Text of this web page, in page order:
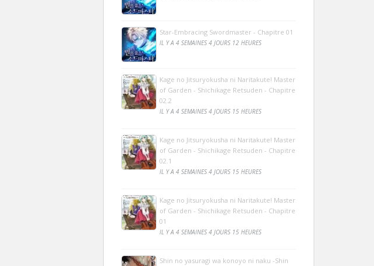
Star-Embracing Swordmaster - Chapitre 01
IL Y A 4 SEMAINES 4 JOURS 12 HEURES
Kage no Jitsuryokusha ni Naritakute! Master
of Garden - Shichikage Retsuden - Chapitre
02.2
IL Y A 4 SEMAINES 4 JOURS 15 HEURES
Kage no Jitsuryokusha ni Naritakute! Master
of Garden - Shichikage Retsuden - Chapitre
02.1
IL Y A 4 SEMAINES 4 JOURS 15 HEURES
Kage no Jitsuryokusha ni Naritakute! Master
of Garden - Shichikage Retsuden - Chapitre
01
IL Y A 4 SEMAINES 4 JOURS 15 HEURES
Shin no yasuragi wa konoyo ni naku -Shin